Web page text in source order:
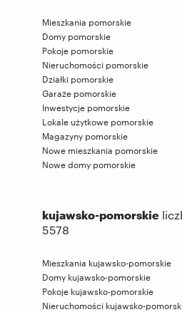
Mieszkania pomorskie
Domy pomorskie
Pokoje pomorskie
Nieruchomości pomorskie
Działki pomorskie
Garaże pomorskie
Inwestycje pomorskie
Lokale użytkowe pomorskie
Magazyny pomorskie
Nowe mieszkania pomorskie
Nowe domy pomorskie
kujawsko-pomorskie
5578
Mieszkania kujawsko-pomorskie
Domy kujawsko-pomorskie
Pokoje kujawsko-pomorskie
Nieruchomości kujawsko-